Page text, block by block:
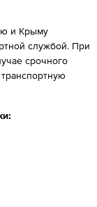
и Крыму
службой. При
срочного